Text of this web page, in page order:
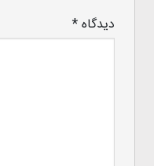
دیدگاه*